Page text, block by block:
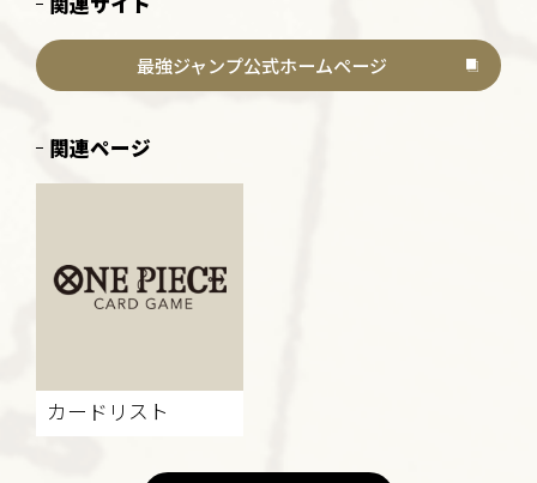
最強ジャンプ公式ホームページ
関連ページ
カードリスト